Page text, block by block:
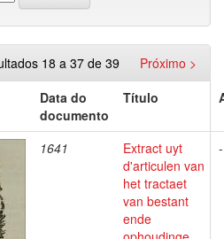
18 a 37 de 39
Próximo >
Data do
documento
Título
1641
Extract uyt
d'articulen van
het tractaet
van bestant
ende
-